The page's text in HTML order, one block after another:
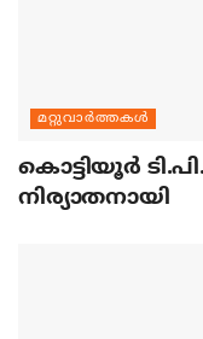
മറ്റുവാര്‍ത്തകള്‍
കൊട്ടിയൂര്‍
നിര്യാതനായി